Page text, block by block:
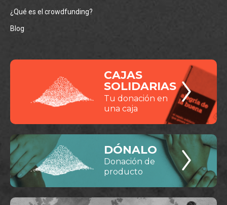
¿Qué es el crowdfunding?
Blog
CAJAS
SOLIDARIAS
Tu donación en
una caja
DÓNALO
Donación de
producto